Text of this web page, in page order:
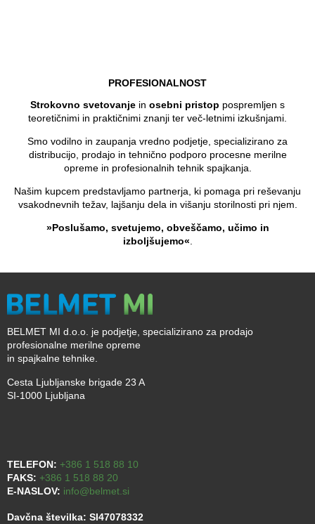
PROFESIONALNOST
Strokovno svetovanje in osebni pristop pospremljen s
teoretičnimi in praktičnimi znanji ter več-letnimi izkušnjami.
Smo vodilno in zaupanja vredno podjetje, specializirano za
distribucijo, prodajo in tehnično podporo procesne merilne
opreme in profesionalnih tehnik spajkanja.
Našim kupcem predstavljamo partnerja, ki pomaga pri reševanju
vsakodnevnih težav, lajšanju dela in višanju storilnosti pri njem.
»Poslušamo, svetujemo, obveščamo, učimo in
izboljšujemo«.
BELMET MI d.o.o. je podjetje, specializirano za prodajo
profesionalne merilne opreme
in spajkalne tehnike.
Cesta Ljubljanske brigade 23 A
SI-1000 Ljubljana
TELEFON: +386 1 518 88 10
FAKS: +386 1 518 88 20
E-NASLOV: info@belmet.si
Davčna številka: SI47078332